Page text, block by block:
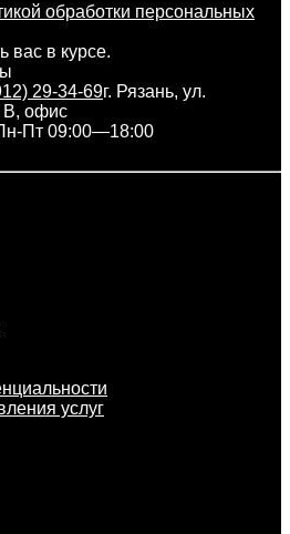
обработки персональных
вас в курсе.
29-34-69г. Рязань, ул.
B, офис
Пт 09:00—18:00
услуг